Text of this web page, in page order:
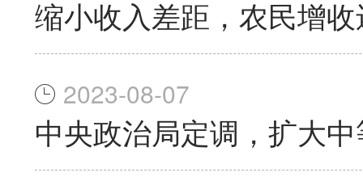
缩小收入差距，农民增收
2023-08-07
中央政治局定调，扩大